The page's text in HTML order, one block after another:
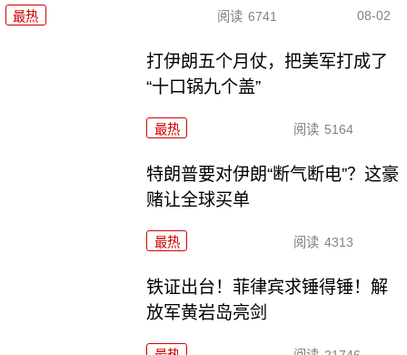
最热 阅读 6741 08-02
打伊朗五个月仗，把美军打成了
“十口锅九个盖”
最热 阅读 5164
特朗普要对伊朗“断气断电”？这豪
赌让全球买单
最热 阅读 4313
铁证出台！菲律宾求锤得锤！解
放军黄岩岛亮剑